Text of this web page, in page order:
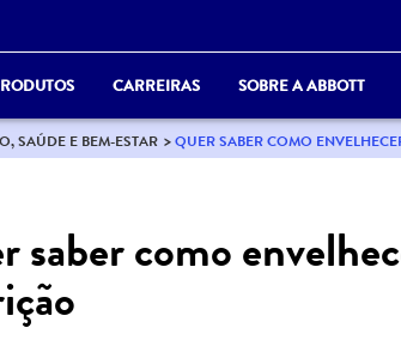
CARREIRAS SOBRE A ABBOTT
SAÚDE E BEM-ESTAR QUER SABER COMO
saber como